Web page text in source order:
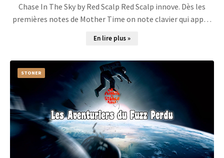
Chase In The Sky by Red Scalp Red Scalp innove. Dès les
premières notes de Mother Time on note clavier qui app…
En lire plus »
STONER